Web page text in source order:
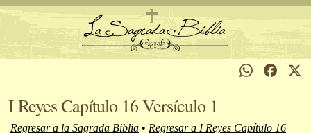
I Reyes Capítulo 16 Versículo 1
Regresar a la Sagrada Biblia • Regresar a I Reyes Capítulo 16